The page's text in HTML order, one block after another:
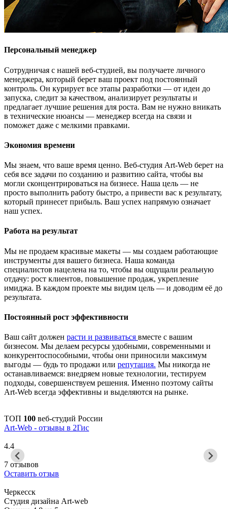
Персональный менеджер
Сотрудничая с нашей веб-студией, вы получаете личного
менеджера, который берет ваш проект под постоянный
контроль. Он курирует все этапы разработки — от идеи до
запуска, следит за качеством, анализирует результаты и
предлагает лучшие решения для роста. Вам не нужно вникать
в технические нюансы — менеджер всегда на связи и
поможет даже с мелкими правками.
Экономия времени
Мы знаем, что ваше время ценно. Веб-студия Art-Web берет на
себя все задачи по созданию и развитию сайта, чтобы вы
могли сконцентрироваться на бизнесе. Наша цель — не
просто выполнить работу быстро, а привести вас к результату,
который принесет прибыль. Ваш успех напрямую означает
наш успех.
Работа на результат
Мы не продаем красивые макеты — мы создаем работающие
инструменты для вашего бизнеса. Наша команда
специалистов нацелена на то, чтобы вы ощущали реальную
отдачу: рост клиентов, повышение продаж, укрепление
имиджа. В каждом проекте мы видим цель — и доводим её до
результата.
Постоянный рост эффективности
Ваш сайт должен расти и развиваться вместе с вашим
бизнесом. Мы делаем ресурсы удобными, современными и
конкурентоспособными, чтобы они приносили максимум
выгоды — будь то продажи или репутация. Мы никогда не
останавливаемся: внедряем новые технологии, тестируем
подходы, совершенствуем решения. Именно поэтому сайты
Art-Web всегда эффективны и выделяются на рынке.
ТОП 100 веб-студий России
Art-Web - отзывы в 2Гис
4.4
7 отзывов
Оставить отзыв
Черкесск
Студия дизайна Art-web